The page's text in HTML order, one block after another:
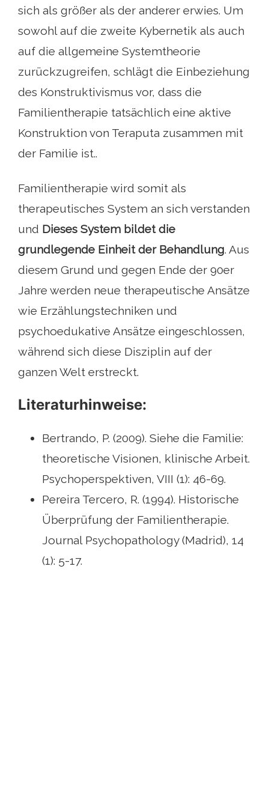
sich als größer als der anderer erwies. Um
sowohl auf die zweite Kybernetik als auch
auf die allgemeine Systemtheorie
zurückzugreifen, schlägt die Einbeziehung
des Konstruktivismus vor, dass die
Familientherapie tatsächlich eine aktive
Konstruktion von Teraputa zusammen mit
der Familie ist..
Familientherapie wird somit als
therapeutisches System an sich verstanden
und Dieses System bildet die
grundlegende Einheit der Behandlung. Aus
diesem Grund und gegen Ende der 90er
Jahre werden neue therapeutische Ansätze
wie Erzählungstechniken und
psychoedukative Ansätze eingeschlossen,
während sich diese Disziplin auf der
ganzen Welt erstreckt.
Literaturhinweise:
Bertrando, P. (2009). Siehe die Familie:
theoretische Visionen, klinische Arbeit.
Psychoperspektiven, VIII (1): 46-69.
Pereira Tercero, R. (1994). Historische
Überprüfung der Familientherapie.
Journal Psychopathology (Madrid), 14
(1): 5-17.